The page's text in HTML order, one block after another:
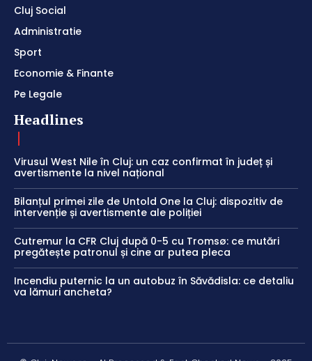
Cluj Social
Administratie
Sport
Economie & Finante
Pe Legale
Headlines
Virusul West Nile în Cluj: un caz confirmat în județ și
avertismente la nivel național
Bilanțul primei zile de Untold One la Cluj: dispozitiv de
intervenție și avertismente ale poliției
Cutremur la CFR Cluj după 0-5 cu Tromsø: ce mutări
pregătește patronul și cine ar putea pleca
Incendiu puternic la un autobuz în Săvădisla: ce detaliu
va lămuri ancheta?